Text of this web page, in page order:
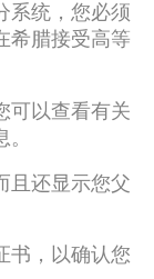
系统，您必须
希腊接受高等
以查看有关
还显示您父
，以确认您